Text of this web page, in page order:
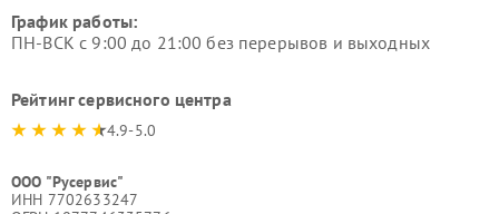
График работы:
ПН-ВСК с 9:00 до 21:00 без перерывов и выходных
Рейтинг сервисного центра
4.9-5.0
ООО "Русервис"
ИНН 7702633247